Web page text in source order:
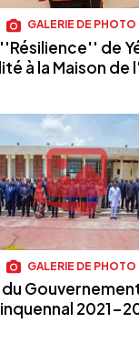
GALERIE DE PHOTO
de
à la Maison de
GALERIE DE PHOTO
2021-